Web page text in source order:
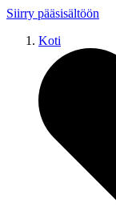
Siirry pääsisältöön
Koti